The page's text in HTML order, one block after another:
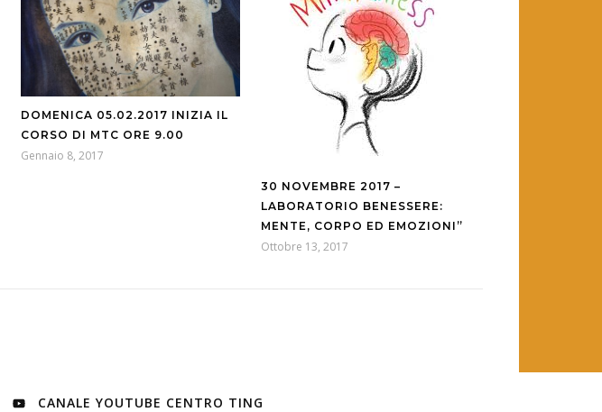
DOMENICA 05.02.2017 INIZIA IL
CORSO DI MTC ORE 9.00
Gennaio 8, 2017
30 NOVEMBRE 2017 –
LABORATORIO BENESSERE:
MENTE, CORPO ED EMOZIONI”
Ottobre 13, 2017
CANALE YOUTUBE CENTRO TING